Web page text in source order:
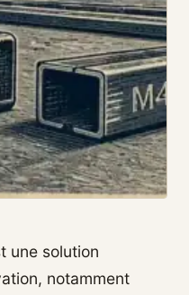
une solution
notamment